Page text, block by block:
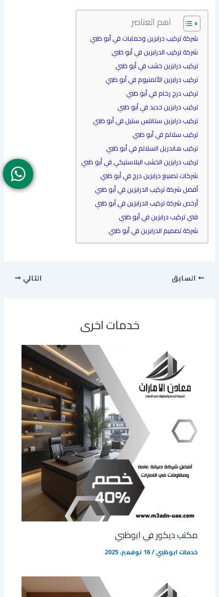
اهم العناصر
شركة تركيب درابزين وحمايات في أبو ظبي
شركة تركيب الدرابزين في أبو ظبي
تركيب درابزين خشب في أبو ظبي
تركيب درابزين الألمنيوم في أبو ظبي
تركيب درج رخام في أبو ظبي
تركيب درابزين حديد في أبو ظبي
تركيب درابزين ستانلس ستيل في أبو ظبي
تركيب سلالم في أبو ظبي
تركيب هاندريل السلالم في أبو ظبي
تركيب درابزين الخشب البلاستيكي في أبو ظبي
شركات تصنيع درابزين درج في أبو ظبي
أفضل شركة تركيب الدرابزين في أبو ظبي
أرخص شركة تركيب الدرابزين في أبو ظبي
فني تركيب درابزين في أبو ظبي
شركة تصميم الدرابزين في أبو ظبي
السابق التالي
خدمات اخرى
مكتب ديكور في ابوظبي
خدمات ابوظبي/16 نوفمبر، 2025